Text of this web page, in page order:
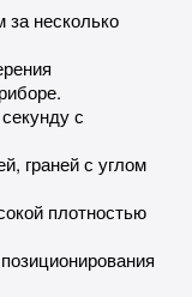
несколько
с
граней с углом
плотностью